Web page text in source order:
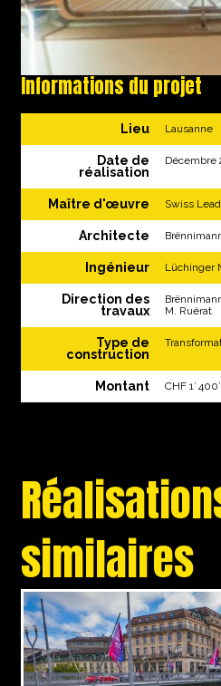
Informations du projet
Lieu Lausanne
Date de
réalisation
Décembre
Maître d'œuvre Swiss
Architecte
Ingénieur Lüchinger
Direction des
travaux
M. Ruérat
Type de
construction
Montant CHF 1′
similaires